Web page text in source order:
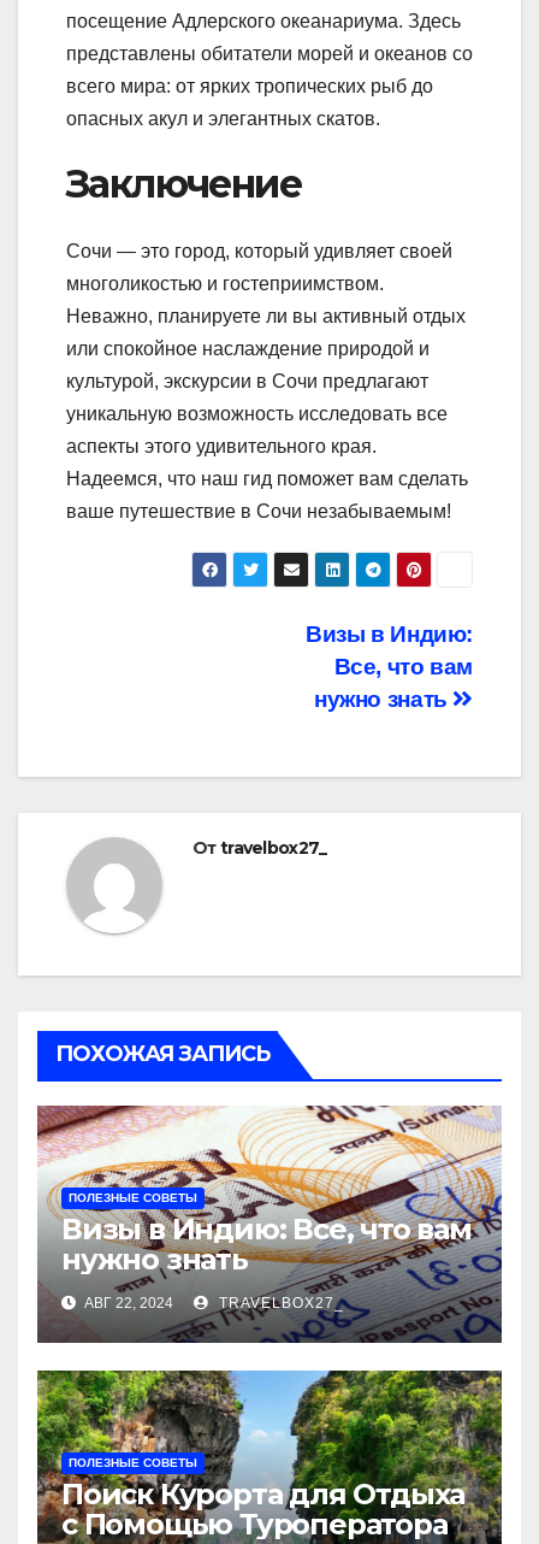
посещение Адлерского океанариума. Здесь
представлены обитатели морей и океанов со
всего мира: от ярких тропических рыб до
опасных акул и элегантных скатов.
Заключение
Сочи — это город, который удивляет своей
многоликостью и гостеприимством.
Неважно, планируете ли вы активный отдых
или спокойное наслаждение природой и
культурой, экскурсии в Сочи предлагают
уникальную возможность исследовать все
аспекты этого удивительного края.
Надеемся, что наш гид поможет вам сделать
ваше путешествие в Сочи незабываемым!
Визы в Индию:
Все, что вам
нужно знать
Отtravelbox27_
ПОХОЖАЯ ЗАПИСЬ
ПОЛЕЗНЫЕ СОВЕТЫ
Визы в Индию: Все, что вам
нужно знать
АВГ 22, 2024 TRAVELBOX27_
ПОЛЕЗНЫЕ СОВЕТЫ
Поиск Курорта для Отдыха
с Помощью Туроператора